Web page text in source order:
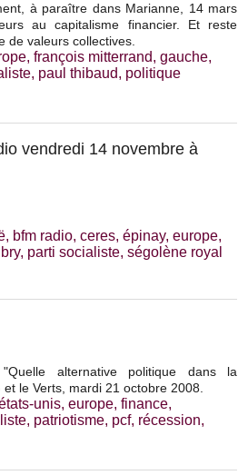
à paraître dans Marianne, 14 mars
au capitalisme financier. Et reste
de valeurs collectives.
, françois mitterrand, gauche,
, paul thibaud, politique
vendredi 14 novembre à
, bfm radio, ceres, épinay, europe,
, parti socialiste, ségolène royal
alternative politique dans la
le Verts, mardi 21 octobre 2008.
unis, europe, finance,
, patriotisme, pcf, récession,